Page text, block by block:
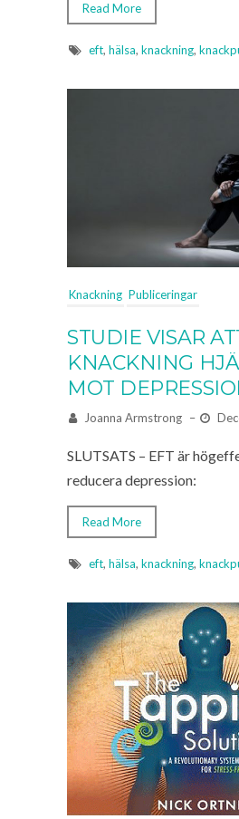
Read More
eft, hälsa, knackning,
Knackning Publiceringar
STUDIE VISAR
KNACKNING
MOT
Joanna Armstrong –
SLUTSATS – EFT är
reducera depression:
Read More
eft, hälsa, knackning,